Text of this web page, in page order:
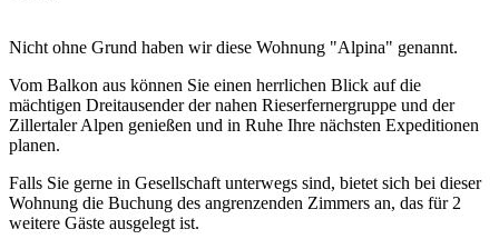
Nicht ohne Grund haben wir diese Wohnung "Alpina" genannt.
Vom Balkon aus können Sie einen herrlichen Blick auf die
mächtigen Dreitausender der nahen Rieserfernergruppe und der
Zillertaler Alpen genießen und in Ruhe Ihre nächsten Expeditionen
planen.
Falls Sie gerne in Gesellschaft unterwegs sind, bietet sich bei dieser
Wohnung die Buchung des angrenzenden Zimmers an, das für 2
weitere Gäste ausgelegt ist.